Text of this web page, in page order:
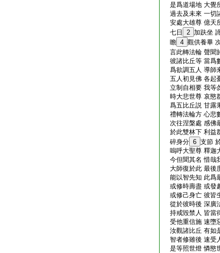
是爲道場地 大覺
過去及未來 一切
安處大雄尊 億天
七日
2 加趺坐
瞻 4 觀供養畢
言此轉法輪 聲聞
彼諸比丘等 當爲
爲欲調五人 導師
五人初見佛 各起
立制自相要 我等
時大悲世尊 哀愍
爲五比丘説 甘露
禮轉法輪方 心悲
次往涅槃處 感佛
於此雙林下 利益
碎身分 6 支節
嗚呼大聖尊 釋迦
今但聞其名 惜哉
大師復於此 最後
能以智先知 此爲
或修時壽盡 或發
或修己身亡 彼皆
從於彼時後 深廣
持戒毀禁人 皆當
受他重信施 速墮
汝觀諸比丘 有如
智者修雖後 速受
是等照世燈 憐愍